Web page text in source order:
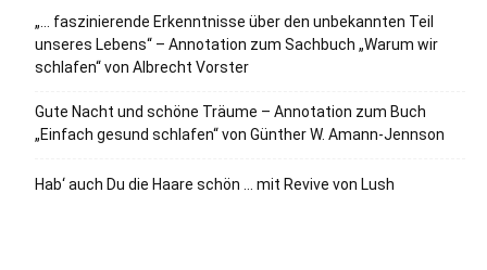
„… faszinierende Erkenntnisse über den unbekannten Teil
unseres Lebens“ – Annotation zum Sachbuch „Warum wir
schlafen“ von Albrecht Vorster
Gute Nacht und schöne Träume – Annotation zum Buch
„Einfach gesund schlafen“ von Günther W. Amann-Jennson
Hab‘ auch Du die Haare schön … mit Revive von Lush